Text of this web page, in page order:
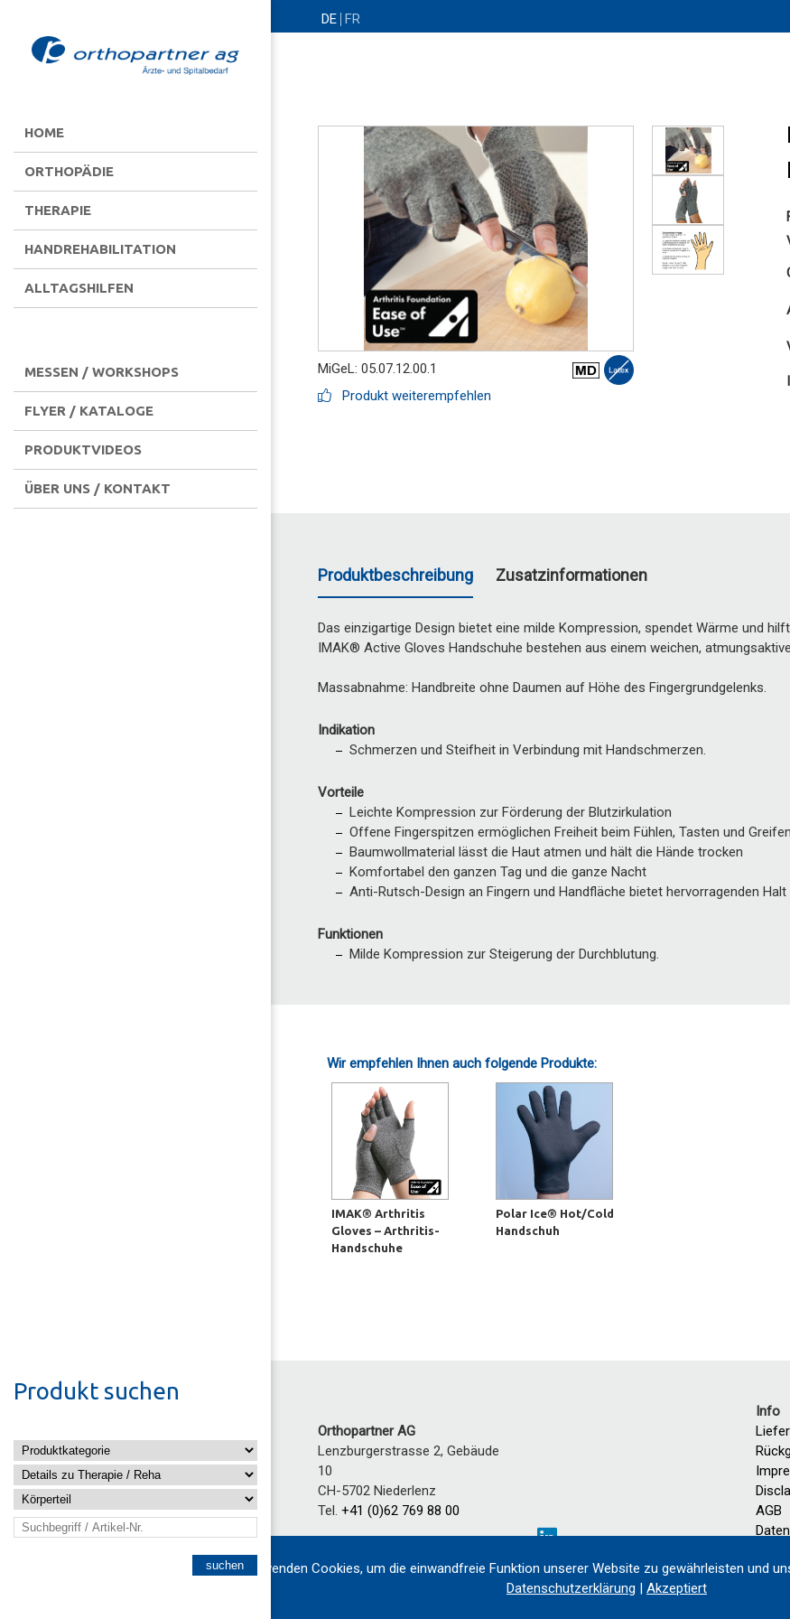
DE FR
HOME
ORTHOPÄDIE
THERAPIE
HANDREHABILITATION
ALLTAGSHILFEN
MESSEN / WORKSHOPS
FLYER / KATALOGE
PRODUKTVIDEOS
ÜBER UNS / KONTAKT
Produkt suchen
MiGeL: 05.07.12.00.1
Produkt weiterempfehlen
Produktbeschreibung Zusatzinformationen
Das einzigartige Design bietet eine milde Kompression, spendet Wärme und
IMAK® Active Gloves Handschuhe bestehen aus einem weichen,
Massabnahme: Handbreite ohne Daumen auf Höhe des Fingergrundgelenks.
Indikation
Schmerzen und Steifheit in Verbindung mit Handschmerzen.
Vorteile
Leichte Kompression zur Förderung der Blutzirkulation
Offene Fingerspitzen ermöglichen Freiheit beim Fühlen, Tasten und Greifen
Baumwollmaterial lässt die Haut atmen und hält die Hände trocken
Komfortabel den ganzen Tag und die ganze Nacht
Anti-Rutsch-Design an Fingern und Handfläche bietet hervorragenden Halt
Funktionen
Milde Kompression zur Steigerung der Durchblutung.
Wir empfehlen Ihnen auch folgende Produkte:
IMAK® Arthritis
Gloves – Arthritis-
Handschuhe
Polar Ice® Hot/Cold
Handschuh
Orthopartner AG
Lenzburgerstrasse 2, Gebäude
10
CH-5702 Niederlenz
Tel.+41 (0)62 769 88 00
13:30–17:00
Info
AGB
Wir verwenden Cookies, um die einwandfreie Funktion unserer Website zu gewährleisten und
Datenschutzerklärung | Akzeptiert